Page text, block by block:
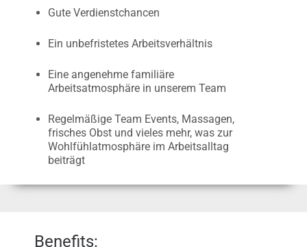
Gute Verdienstchancen
Ein unbefristetes Arbeitsverhältnis
Eine angenehme familiäre
Arbeitsatmosphäre in unserem Team
Regelmäßige Team Events, Massagen,
frisches Obst und vieles mehr, was zur
Wohlfühlatmosphäre im Arbeitsalltag
beiträgt
Benefits: